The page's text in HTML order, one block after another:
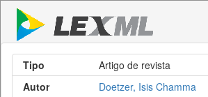
Tipo
Artigo de revista
Autor
Doetzer, Isis Chamma